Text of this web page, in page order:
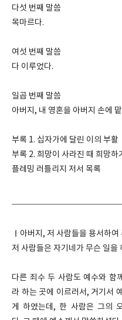
다섯 번째 말씀
목마르다.
여섯 번째 말씀
다 이루었다.
일곱 번째 말씀
아버지, 내 영혼을 아버지 손에
부록 1. 십자가에 달린 이의 부활
부록 2. 희망이 사라진 때 희망하기
플레밍 러틀리지 저서 목록
Ⅰ아버지, 저 사람들을 용서하여
저 사람들은 자기네가 무슨 일을
다른 죄수 두 사람도 예수와 함
라 하는 곳에 이르러서, 거기서
게 하였는데, 한 사람은 그의